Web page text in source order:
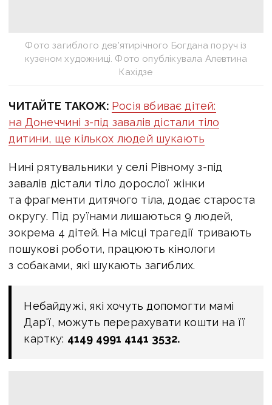
Фото загиблого дев’ятирічного Богдана поруч із
кузеном художниці. Фото опублікувала Алевтина
Кахідзе
ЧИТАЙТЕ ТАКОЖ: Росія вбиває дітей:
на Донеччині з-під завалів дістали тіло
дитини, ще кількох людей шукають
Нині рятувальники у селі Рівному з-під
завалів дістали тіло дорослої жінки
та фрагменти дитячого тіла, додає староста
округу. Під руїнами лишаються 9 людей,
зокрема 4 дітей. На місці трагедії тривають
пошукові роботи, працюють кінологи
з собаками, які шукають загиблих.
Небайдужі, які хочуть допомогти мамі
Дар'ї, можуть перерахувати кошти на її
картку: 4149 4991 4141 3532.